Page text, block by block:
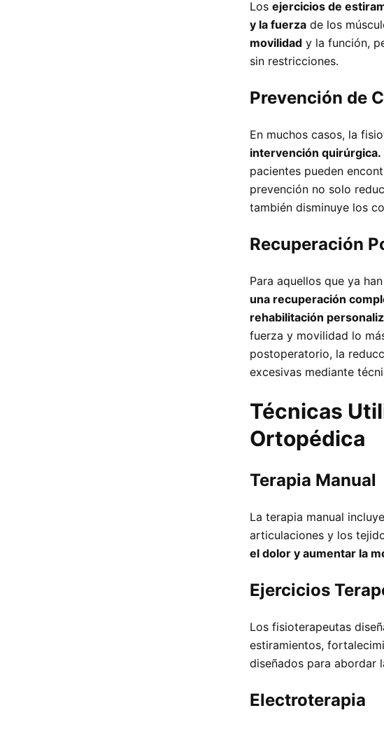
Los ejercicios de
y la fuerza de los
movilidad y la función,
sin restricciones.
Prevención de
En muchos casos, la
intervención quirúrgica.
pacientes pueden
prevención no solo
también disminuye los
Recuperación
Para aquellos que ya
una recuperación
rehabilitación
fuerza y movilidad lo
postoperatorio, la
excesivas mediante
Técnicas
Ortopédica
Terapia Manual
La terapia manual incluye
articulaciones y los
el dolor y aumentar la
Ejercicios
Los fisioterapeutas
estiramientos,
diseñados para abordar
Electroterapia